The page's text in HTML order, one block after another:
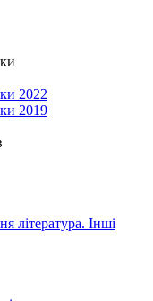
2022
2019
література. Інші